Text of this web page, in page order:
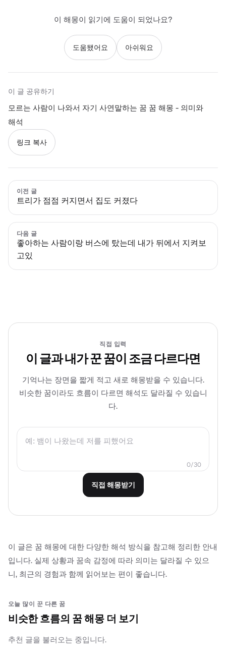
이 해몽이 읽기에 도움이 되었나요?
도움됐어요 아쉬워요
이 글 공유하기
모르는 사람이 나와서 자기 사연말하는 꿈 꿈 해몽 - 의미와
해석
링크 복사
이전 글
트리가 점점 커지면서 집도 커졌다
다음 글
좋아하는 사람이랑 버스에 탔는데 내가 뒤에서 지켜보
고있
직접 입력
이 글과 내가 꾼 꿈이 조금 다르다면
기억나는 장면을 짧게 적고 새로 해몽받을 수 있습니다.
비슷한 꿈이라도 흐름이 다르면 해석도 달라질 수 있습니
다.
0/30
직접 해몽받기
이 글은 꿈 해몽에 대한 다양한 해석 방식을 참고해 정리한 안내
입니다. 실제 상황과 꿈속 감정에 따라 의미는 달라질 수 있으
니, 최근의 경험과 함께 읽어보는 편이 좋습니다.
오늘 많이 꾼 다른 꿈
비슷한 흐름의 꿈 해몽 더 보기
추천 글을 불러오는 중입니다.